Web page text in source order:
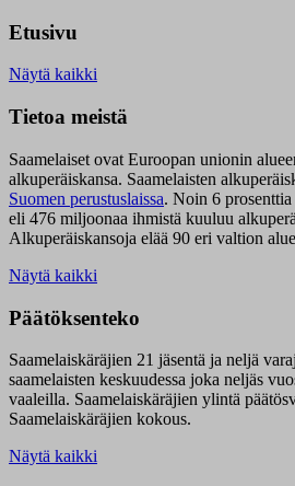
Etusivu
Näytä kaikki
Tietoa meistä
Saamelaiset ovat Euroopan unionin
alkuperäiskansa. Saamelaisten
Suomen perustuslaissa. Noin 6 prosenttia
eli 476 miljoonaa ihmistä kuuluu
Alkuperäiskansoja elää 90 eri valtion
Näytä kaikki
Päätöksenteko
Saamelaiskäräjien 21 jäsentä ja neljä
saamelaisten keskuudessa joka neljäs
vaaleilla. Saamelaiskäräjien ylintä
Saamelaiskäräjien kokous.
Näytä kaikki